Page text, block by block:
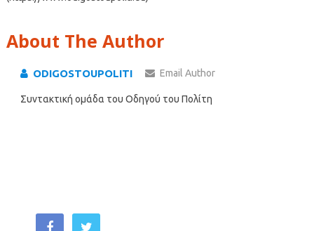
About The Author
ODIGOSTOUPOLITI Email Author
Συντακτική ομάδα του Οδηγού του Πολίτη